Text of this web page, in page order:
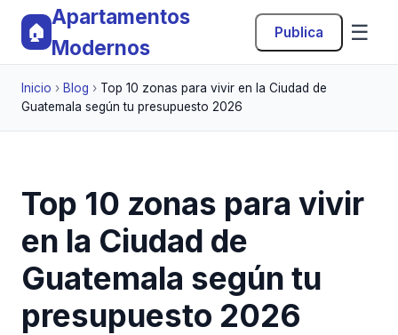
🏠
Apartamentos
Modernos
Publica ☰
Inicio › Blog › Top 10 zonas para vivir en la Ciudad de
Guatemala según tu presupuesto 2026
Top 10 zonas para vivir
en la Ciudad de
Guatemala según tu
presupuesto 2026